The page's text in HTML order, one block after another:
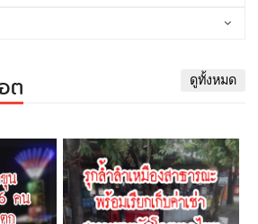
ต ดูทั้งหมด